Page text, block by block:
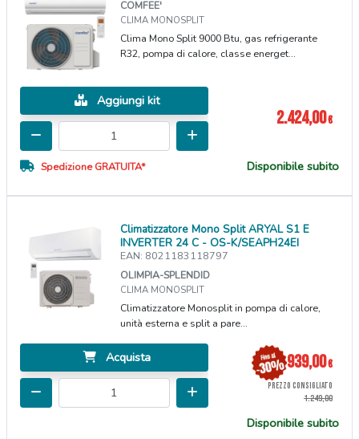
COMFEE'
CLIMA MONOSPLIT
Clima Mono Split 9000 Btu, gas refrigerante
R32, pompa di calore, classe energet...
Aggiungi kit
2.424,00€
Spedizione GRATUITA* Disponibile subito
Climatizzatore Mono Split ARYAL S1 E
INVERTER 24 C - OS-K/SEAPH24EI
EAN: 8021183118797
OLIMPIA-SPLENDID
CLIMA MONOSPLIT
Climatizzatore Monosplit in pompa di calore,
unità esterna e split a pare...
Acquista 939,00€
PREZZO CONSIGLIATO
1.249,00
Disponibile subito